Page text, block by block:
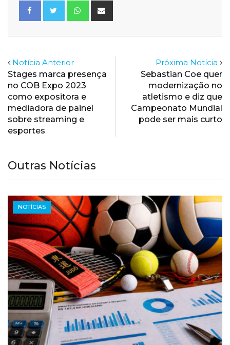
Whatsapp
Notícia Anterior
Stages marca presença
no COB Expo 2023
como expositora e
mediadora de painel
sobre streaming e
esportes
Próxima Notícia
Sebastian Coe quer
modernização no
atletismo e diz que
Campeonato Mundial
pode ser mais curto
Outras Notícias
NOTÍCIAS